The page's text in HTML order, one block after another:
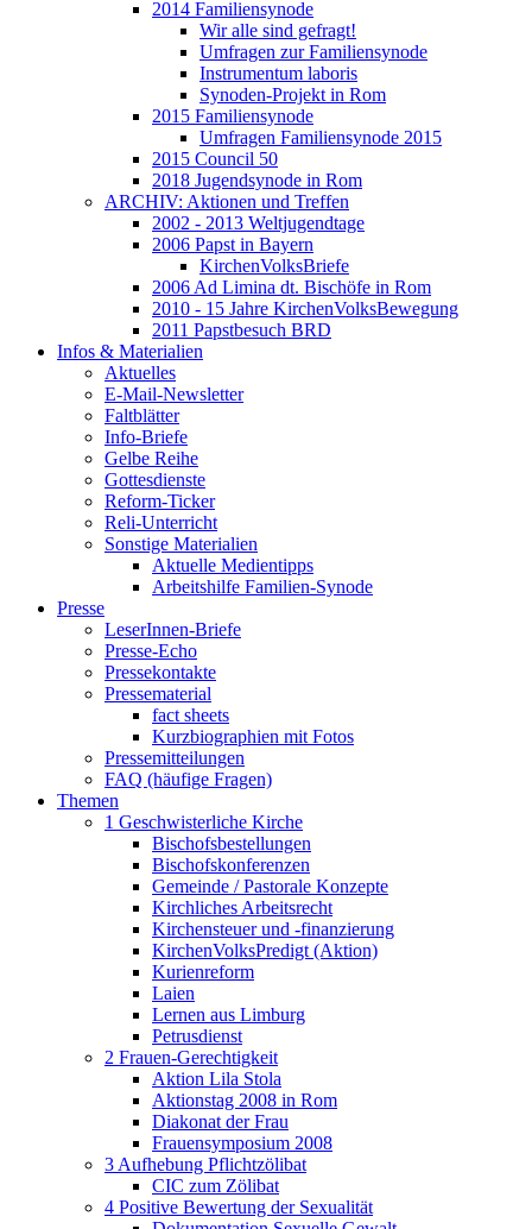
2014 Familiensynode
Wir alle sind gefragt!
Umfragen zur Familiensynode
Instrumentum laboris
Synoden-Projekt in Rom
2015 Familiensynode
Umfragen Familiensynode 2015
2015 Council 50
2018 Jugendsynode in Rom
ARCHIV: Aktionen und Treffen
2002 - 2013 Weltjugendtage
2006 Papst in Bayern
KirchenVolksBriefe
2006 Ad Limina dt. Bischöfe in Rom
2010 - 15 Jahre KirchenVolksBewegung
2011 Papstbesuch BRD
Infos & Materialien
Aktuelles
E-Mail-Newsletter
Faltblätter
Info-Briefe
Gelbe Reihe
Gottesdienste
Reform-Ticker
Reli-Unterricht
Sonstige Materialien
Aktuelle Medientipps
Arbeitshilfe Familien-Synode
Presse
LeserInnen-Briefe
Presse-Echo
Pressekontakte
Pressematerial
fact sheets
Kurzbiographien mit Fotos
Pressemitteilungen
FAQ (häufige Fragen)
Themen
1 Geschwisterliche Kirche
Bischofsbestellungen
Bischofskonferenzen
Gemeinde / Pastorale Konzepte
Kirchliches Arbeitsrecht
Kirchensteuer und -finanzierung
KirchenVolksPredigt (Aktion)
Kurienreform
Laien
Lernen aus Limburg
Petrusdienst
2 Frauen-Gerechtigkeit
Aktion Lila Stola
Aktionstag 2008 in Rom
Diakonat der Frau
Frauensymposium 2008
3 Aufhebung Pflichtzölibat
CIC zum Zölibat
4 Positive Bewertung der Sexualität